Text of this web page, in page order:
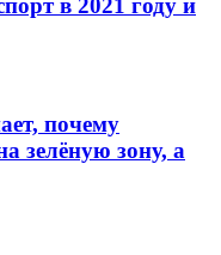
почему
зелёную зону, а